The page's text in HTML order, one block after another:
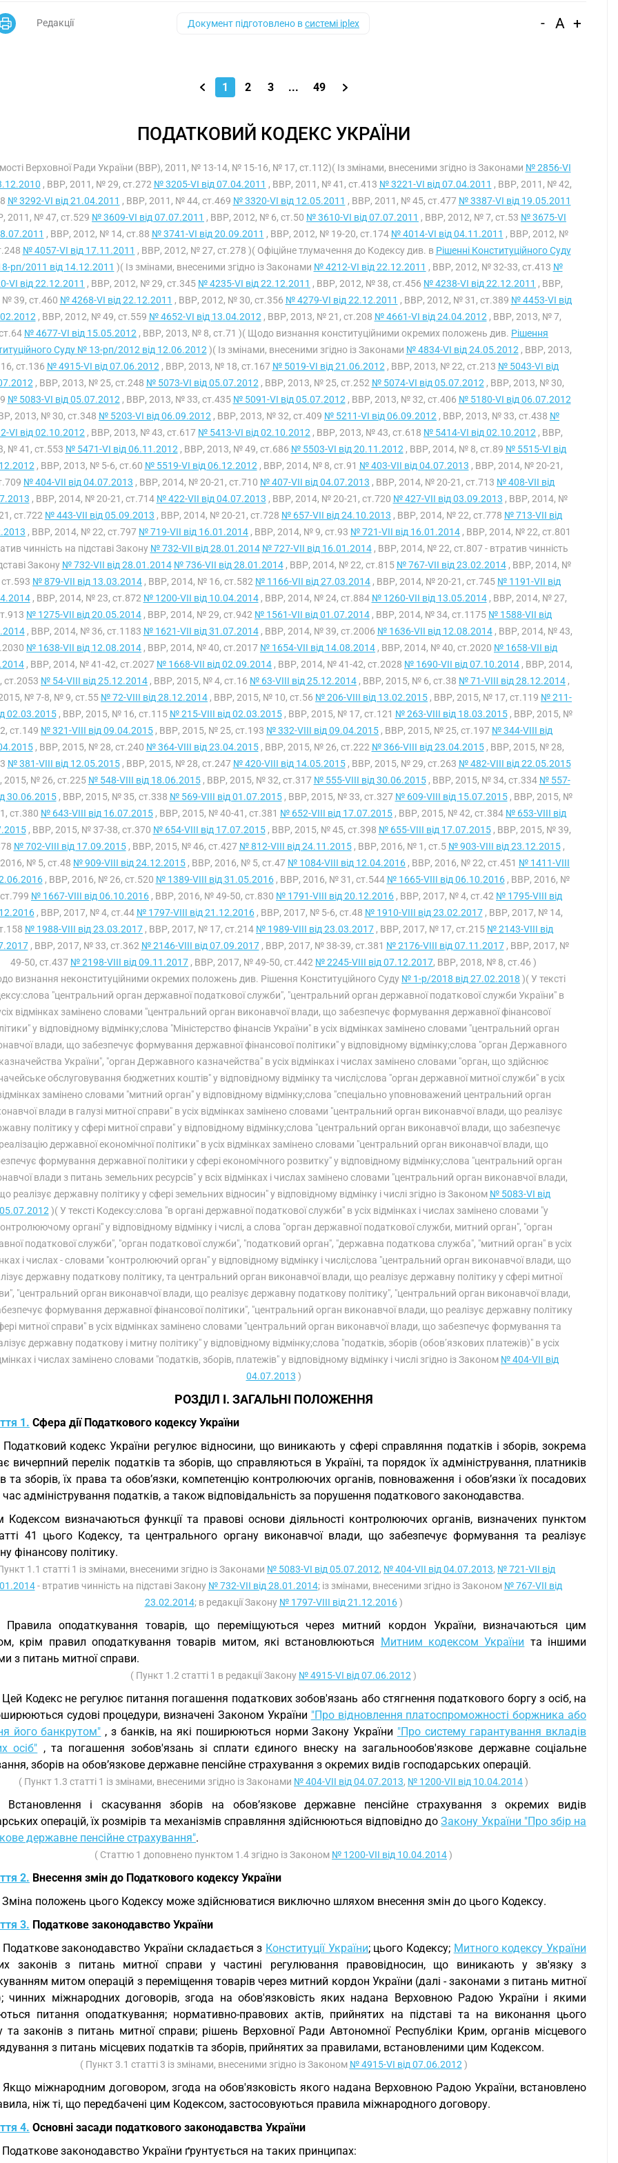
Редакції Документ підготовлено всистемі iplex - A +
1 2 3 ... 49
ПОДАТКОВИЙ КОДЕКС УКРАЇНИ
Верховної Ради України (ВВР), 2011, № 13-14, № 15-16, № 17, ст.112)( Із змінами, внесеними згідно із Законами № 2856-VI
, ВВР, 2011, № 29, ст.272 № 3205-VI від 07.04.2011 , ВВР, 2011, № 41, ст.413 № 3221-VI від 07.04.2011 , ВВР, 2011, № 42,
№ 3292-VI від 21.04.2011 , ВВР, 2011, № 44, ст.469 № 3320-VI від 12.05.2011 , ВВР, 2011, № 45, ст.477 № 3387-VI від 19.05.2011
2011, № 47, ст.529 № 3609-VI від 07.07.2011 , ВВР, 2012, № 6, ст.50 № 3610-VI від 07.07.2011 , ВВР, 2012, № 7, ст.53 № 3675-VI
, ВВР, 2012, № 14, ст.88 № 3741-VI від 20.09.2011 , ВВР, 2012, № 19-20, ст.174 № 4014-VI від 04.11.2011 , ВВР, 2012, №
№ 4057-VI від 17.11.2011 , ВВР, 2012, № 27, ст.278 )( Офіційне тлумачення до Кодексу див. в Рішенні Конституційного Суду
рп/2011 від 14.12.2011 )( Із змінами, внесеними згідно із Законами № 4212-VI від 22.12.2011 , ВВР, 2012, № 32-33, ст.413 №
VI від 22.12.2011 , ВВР, 2012, № 29, ст.345 № 4235-VI від 22.12.2011 , ВВР, 2012, № 38, ст.456 № 4238-VI від 22.12.2011 , ВВР,
№ 39, ст.460 № 4268-VI від 22.12.2011 , ВВР, 2012, № 30, ст.356 № 4279-VI від 22.12.2011 , ВВР, 2012, № 31, ст.389 № 4453-VI від
, ВВР, 2012, № 49, ст.559 № 4652-VI від 13.04.2012 , ВВР, 2013, № 21, ст.208 № 4661-VI від 24.04.2012 , ВВР, 2013, № 7,
№ 4677-VI від 15.05.2012 , ВВР, 2013, № 8, ст.71 )( Щодо визнання конституційними окремих положень див. Рішення
Суду № 13-рп/2012 від 12.06.2012 )( Із змінами, внесеними згідно із Законами № 4834-VI від 24.05.2012 , ВВР, 2013,
ст.136 № 4915-VI від 07.06.2012 , ВВР, 2013, № 18, ст.167 № 5019-VI від 21.06.2012 , ВВР, 2013, № 22, ст.213 № 5043-VI від
, ВВР, 2013, № 25, ст.248 № 5073-VI від 05.07.2012 , ВВР, 2013, № 25, ст.252 № 5074-VI від 05.07.2012 , ВВР, 2013, № 30,
№ 5083-VI від 05.07.2012 , ВВР, 2013, № 33, ст.435 № 5091-VI від 05.07.2012 , ВВР, 2013, № 32, ст.406 № 5180-VI від 06.07.2012
2013, № 30, ст.348 № 5203-VI від 06.09.2012 , ВВР, 2013, № 32, ст.409 № 5211-VI від 06.09.2012 , ВВР, 2013, № 33, ст.438 №
VI від 02.10.2012 , ВВР, 2013, № 43, ст.617 № 5413-VI від 02.10.2012 , ВВР, 2013, № 43, ст.618 № 5414-VI від 02.10.2012 , ВВР,
№ 41, ст.553 № 5471-VI від 06.11.2012 , ВВР, 2013, № 49, ст.686 № 5503-VI від 20.11.2012 , ВВР, 2014, № 8, ст.89 № 5515-VI від
, ВВР, 2013, № 5-6, ст.60 № 5519-VI від 06.12.2012 , ВВР, 2014, № 8, ст.91 № 403-VII від 04.07.2013 , ВВР, 2014, № 20-21,
№ 404-VII від 04.07.2013 , ВВР, 2014, № 20-21, ст.710 № 407-VII від 04.07.2013 , ВВР, 2014, № 20-21, ст.713 № 408-VII від
, ВВР, 2014, № 20-21, ст.714 № 422-VII від 04.07.2013 , ВВР, 2014, № 20-21, ст.720 № 427-VII від 03.09.2013 , ВВР, 2014, №
ст.722 № 443-VII від 05.09.2013 , ВВР, 2014, № 20-21, ст.728 № 657-VII від 24.10.2013 , ВВР, 2014, № 22, ст.778 № 713-VII від
, ВВР, 2014, № 22, ст.797 № 719-VII від 16.01.2014 , ВВР, 2014, № 9, ст.93 № 721-VII від 16.01.2014 , ВВР, 2014, № 22, ст.801
чинність на підставі Закону № 732-VII від 28.01.2014 № 727-VII від 16.01.2014, ВВР, 2014, № 22, ст.807 - втратив чинність
Закону № 732-VII від 28.01.2014 № 736-VII від 28.01.2014, ВВР, 2014, № 22, ст.815 № 767-VII від 23.02.2014, ВВР, 2014, №
ст.593 № 879-VII від 13.03.2014 , ВВР, 2014, № 16, ст.582 № 1166-VII від 27.03.2014 , ВВР, 2014, № 20-21, ст.745 № 1191-VII від
, ВВР, 2014, № 23, ст.872 № 1200-VII від 10.04.2014, ВВР, 2014, № 24, ст.884 № 1260-VII від 13.05.2014, ВВР, 2014, № 27,
№ 1275-VII від 20.05.2014 , ВВР, 2014, № 29, ст.942 № 1561-VII від 01.07.2014 , ВВР, 2014, № 34, ст.1175 № 1588-VII від
, ВВР, 2014, № 36, ст.1183 № 1621-VII від 31.07.2014, ВВР, 2014, № 39, ст.2006 № 1636-VII від 12.08.2014, ВВР, 2014, № 43,
№ 1638-VII від 12.08.2014 , ВВР, 2014, № 40, ст.2017 № 1654-VII від 14.08.2014 , ВВР, 2014, № 40, ст.2020 № 1658-VII від
, ВВР, 2014, № 41-42, ст.2027 № 1668-VII від 02.09.2014 , ВВР, 2014, № 41-42, ст.2028 № 1690-VII від 07.10.2014 , ВВР, 2014,
ст.2053 № 54-VIII від 25.12.2014 , ВВР, 2015, № 4, ст.16 № 63-VIII від 25.12.2014 , ВВР, 2015, № 6, ст.38 № 71-VIII від 28.12.2014 ,
№ 7-8, № 9, ст.55 № 72-VIII від 28.12.2014 , ВВР, 2015, № 10, ст.56 № 206-VIII від 13.02.2015 , ВВР, 2015, № 17, ст.119 № 211-
02.03.2015, ВВР, 2015, № 16, ст.115 № 215-VIII від 02.03.2015, ВВР, 2015, № 17, ст.121 № 263-VIII від 18.03.2015, ВВР, 2015, №
ст.149 № 321-VIII від 09.04.2015 , ВВР, 2015, № 25, ст.193 № 332-VIII від 09.04.2015 , ВВР, 2015, № 25, ст.197 № 344-VIII від
, ВВР, 2015, № 28, ст.240 № 364-VIII від 23.04.2015, ВВР, 2015, № 26, ст.222 № 366-VIII від 23.04.2015, ВВР, 2015, № 28,
№ 381-VIII від 12.05.2015, ВВР, 2015, № 28, ст.247 № 420-VIII від 14.05.2015, ВВР, 2015, № 29, ст.263 № 482-VIII від 22.05.2015
2015, № 26, ст.225 № 548-VIII від 18.06.2015, ВВР, 2015, № 32, ст.317 № 555-VIII від 30.06.2015, ВВР, 2015, № 34, ст.334 № 557-
30.06.2015, ВВР, 2015, № 35, ст.338 № 569-VIII від 01.07.2015, ВВР, 2015, № 33, ст.327 № 609-VIII від 15.07.2015, ВВР, 2015, №
ст.380 № 643-VIII від 16.07.2015 , ВВР, 2015, № 40-41, ст.381 № 652-VIII від 17.07.2015 , ВВР, 2015, № 42, ст.384 № 653-VIII від
, ВВР, 2015, № 37-38, ст.370 № 654-VIII від 17.07.2015, ВВР, 2015, № 45, ст.398 № 655-VIII від 17.07.2015, ВВР, 2015, № 39,
№ 702-VIII від 17.09.2015, ВВР, 2015, № 46, ст.427 № 812-VIII від 24.11.2015, ВВР, 2016, № 1, ст.5 № 903-VIII від 23.12.2015,
№ 5, ст.48 № 909-VIII від 24.12.2015 , ВВР, 2016, № 5, ст.47 № 1084-VIII від 12.04.2016 , ВВР, 2016, № 22, ст.451 № 1411-VIII
, ВВР, 2016, № 26, ст.520 № 1389-VIII від 31.05.2016, ВВР, 2016, № 31, ст.544 № 1665-VIII від 06.10.2016, ВВР, 2016, №
№ 1667-VIII від 06.10.2016 , ВВР, 2016, № 49-50, ст.830 № 1791-VIII від 20.12.2016 , ВВР, 2017, № 4, ст.42 № 1795-VIII від
, ВВР, 2017, № 4, ст.44 № 1797-VIII від 21.12.2016, ВВР, 2017, № 5-6, ст.48 № 1910-VIII від 23.02.2017, ВВР, 2017, № 14,
№ 1988-VIII від 23.03.2017 , ВВР, 2017, № 17, ст.214 № 1989-VIII від 23.03.2017 , ВВР, 2017, № 17, ст.215 № 2143-VIII від
, ВВР, 2017, № 33, ст.362 № 2146-VIII від 07.09.2017, ВВР, 2017, № 38-39, ст.381 № 2176-VIII від 07.11.2017, ВВР, 2017, №
49-50, ст.437 № 2198-VIII від 09.11.2017 , ВВР, 2017, № 49-50, ст.442 № 2245-VIII від 07.12.2017, ВВР, 2018, № 8, ст.46 )
визнання неконституційними окремих положень див. Рішення Конституційного Суду № 1-р/2018 від 27.02.2018 )( У тексті
"центральний орган державної податкової служби", "центральний орган державної податкової служби України" в
відмінках замінено словами "центральний орган виконавчої влади, що забезпечує формування державної фінансової
у відповідному відмінку;слова "Міністерство фінансів України" в усіх відмінках замінено словами "центральний орган
влади, що забезпечує формування державної фінансової політики" у відповідному відмінку;слова "орган Державного
казначейства України", "орган Державного казначейства" в усіх відмінках і числах замінено словами "орган, що здійснює
обслуговування бюджетних коштів" у відповідному відмінку та числі;слова "орган державної митної служби" в усіх
замінено словами "митний орган" у відповідному відмінку;слова "спеціально уповноважений центральний орган
влади в галузі митної справи" в усіх відмінках замінено словами "центральний орган виконавчої влади, що реалізує
політику у сфері митної справи" у відповідному відмінку;слова "центральний орган виконавчої влади, що забезпечує
реалізацію державної економічної політики" в усіх відмінках замінено словами "центральний орган виконавчої влади, що
формування державної політики у сфері економічного розвитку" у відповідному відмінку;слова "центральний орган
влади з питань земельних ресурсів" у всіх відмінках і числах замінено словами "центральний орган виконавчої влади,
реалізує державну політику у сфері земельних відносин" у відповідному відмінку і числі згідно із Законом № 5083-VI від
05.07.2012 )( У тексті Кодексу:слова "в органі державної податкової служби" в усіх відмінках і числах замінено словами "у
органі" у відповідному відмінку і числі, а слова "орган державної податкової служби, митний орган", "орган
податкової служби", "орган податкової служби", "податковий орган", "державна податкова служба", "митний орган" в усіх
і числах - словами "контролюючий орган" у відповідному відмінку і числі;слова "центральний орган виконавчої влади, що
державну податкову політику, та центральний орган виконавчої влади, що реалізує державну політику у сфері митної
"центральний орган виконавчої влади, що реалізує державну податкову політику", "центральний орган виконавчої влади,
формування державної фінансової політики", "центральний орган виконавчої влади, що реалізує державну політику
митної справи" в усіх відмінках замінено словами "центральний орган виконавчої влади, що забезпечує формування та
державну податкову і митну політику" у відповідному відмінку;слова "податків, зборів (обов’язкових платежів)" в усіх
і числах замінено словами "податків, зборів, платежів" у відповідному відмінку і числі згідно із Законом № 404-VII від
04.07.2013 )
РОЗДІЛ I. ЗАГАЛЬНІ ПОЛОЖЕННЯ
1. Сфера дії Податкового кодексу України
Податковий кодекс України регулює відносини, що виникають у сфері справляння податків і зборів, зокрема
вичерпний перелік податків та зборів, що справляються в Україні, та порядок їх адміністрування, платників
та зборів, їх права та обов’язки, компетенцію контролюючих органів, повноваження і обов’язки їх посадових
час адміністрування податків, а також відповідальність за порушення податкового законодавства.
Кодексом визначаються функції та правові основи діяльності контролюючих органів, визначених пунктом
41 цього Кодексу, та центрального органу виконавчої влади, що забезпечує формування та реалізує
фінансову політику.
1.1 статті 1 із змінами, внесеними згідно із Законами № 5083-VI від 05.07.2012, № 404-VII від 04.07.2013, № 721-VII від
- втратив чинність на підставі Закону № 732-VII від 28.01.2014; із змінами, внесеними згідно із Законом № 767-VII від
23.02.2014; в редакції Закону № 1797-VIII від 21.12.2016)
Правила оподаткування товарів, що переміщуються через митний кордон України, визначаються цим
крім правил оподаткування товарів митом, які встановлюються Митним кодексом України та іншими
з питань митної справи.
( Пункт 1.2 статті 1 в редакції Закону № 4915-VI від 07.06.2012 )
Цей Кодекс не регулює питання погашення податкових зобов'язань або стягнення податкового боргу з осіб, на
судові процедури, визначені Законом України "Про відновлення платоспроможності боржника або
його банкрутом" , з банків, на які поширюються норми Закону України "Про систему гарантування вкладів
осіб" , та погашення зобов'язань зі сплати єдиного внеску на загальнообов'язкове державне соціальне
зборів на обов’язкове державне пенсійне страхування з окремих видів господарських операцій.
( Пункт 1.3 статті 1 із змінами, внесеними згідно із Законами № 404-VII від 04.07.2013, № 1200-VII від 10.04.2014)
Встановлення і скасування зборів на обов’язкове державне пенсійне страхування з окремих видів
операцій, їх розмірів та механізмів справляння здійснюються відповідно доЗакону України "Про збір на
державне пенсійне страхування".
( Статтю 1 доповнено пунктом 1.4 згідно із Законом № 1200-VII від 10.04.2014)
2. Внесення змін до Податкового кодексу України
Зміна положень цього Кодексу може здійснюватися виключно шляхом внесення змін до цього Кодексу.
3. Податкове законодавство України
Податкове законодавство України складається з Конституції України; цього Кодексу; Митного кодексу України
законів з питань митної справи у частині регулювання правовідносин, що виникають у зв'язку з
митом операцій з переміщення товарів через митний кордон України (далі - законами з питань митної
чинних міжнародних договорів, згода на обов'язковість яких надана Верховною Радою України і якими
питання оподаткування; нормативно-правових актів, прийнятих на підставі та на виконання цього
та законів з питань митної справи; рішень Верховної Ради Автономної Республіки Крим, органів місцевого
з питань місцевих податків та зборів, прийнятих за правилами, встановленими цим Кодексом.
( Пункт 3.1 статті 3 із змінами, внесеними згідно із Законом № 4915-VI від 07.06.2012 )
Якщо міжнародним договором, згода на обов'язковість якого надана Верховною Радою України, встановлено
ніж ті, що передбачені цим Кодексом, застосовуються правила міжнародного договору.
4. Основні засади податкового законодавства України
законодавство України ґрунтується на таких принципах: